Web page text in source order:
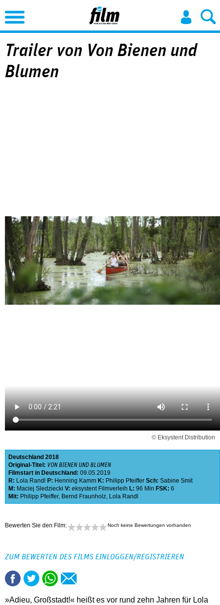
Jump to Navigation
Trailer von Von Bienen und
Blumen
© Eksystent Distribution
Deutschland 2018
Original-Titel: VON BIENEN UND BLUMEN
Filmstart in Deutschland: 09.05.2019
R: Lola Randl P: Henning Kamm K: Philipp Pfeiffer Sch: Sabine Smit
M: Maciej Sledziecki V: eksystent Filmverleih L: 96 Min FSK: 6
Mit: Philipp Pfeiffer, Bernd Fraunholz, Lola Randl
Bewerten Sie den Film: Noch keine Bewertungen vorhanden
ZUM BEWERTEN DES FILMS EINLOGGEN/REGISTRIEREN
»Adieu, Großstadt!« heißt es vor rund zehn Jahren für Lola